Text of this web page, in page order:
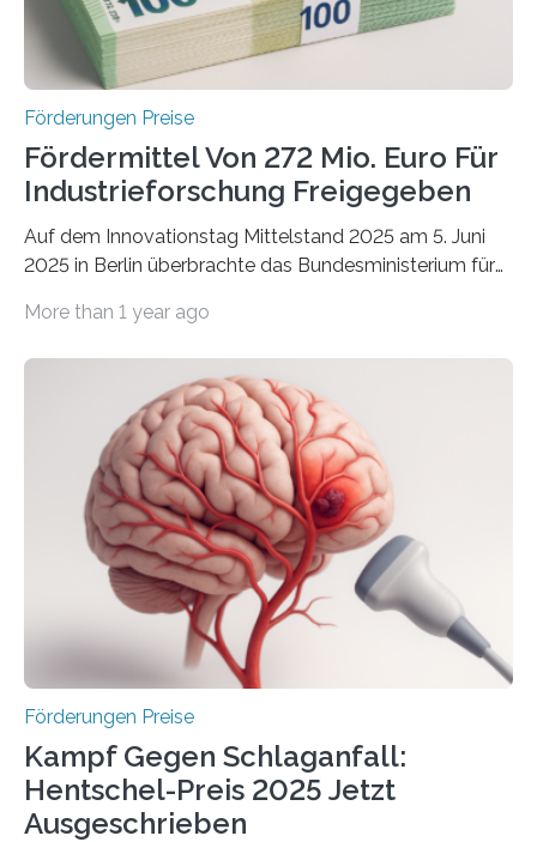
Förderungen Preise
Fördermittel Von 272 Mio. Euro Für
Industrieforschung Freigegeben
Auf dem Innovationstag Mittelstand 2025 am 5. Juni
2025 in Berlin überbrachte das Bundesministerium für
Überplanmäßige Verpflichtungsermächtigungen in
Woche vom Haushaltsausschuss freigegeben – unter
anderem zur Unterstützung der
Industrieforschungsprogramme Industrielle
Gemeinschaftsforschung (IGF), Zentrales
Innovationsprogramm Mittelstand (ZIM) und
Innovationskompetenz INNO-KOM. Auf dem
Innovationstag Mittelstand 2025 am 5. Juni 2025 in
Berlin überbrachte das Bundesministerium für
Wirtschaft und Energie eine gute Nachricht:
Überplanmäßige Verpflichtungsermächtigungen in
More than 1 year ago
Förderungen Preise
Kampf Gegen Schlaganfall:
Hentschel-Preis 2025 Jetzt
Ausgeschrieben